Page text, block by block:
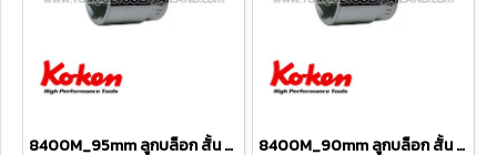
8400M_95mm ลูกบล็อก สั้น 6P (SQ.DR 1") Hand Sockets 8400M_90mm ลูกบล็อก สั้น 6P (SQ.DR 1") Hand Sockets